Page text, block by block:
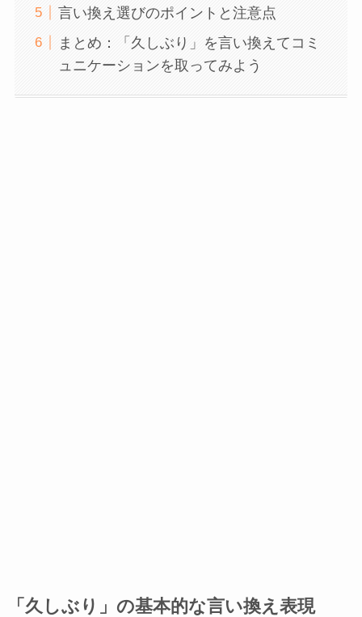
言い換え選びのポイントと注意点
まとめ：「久しぶり」を言い換えてコミ
ュニケーションを取ってみよう
「久しぶり」の基本的な言い換え表現